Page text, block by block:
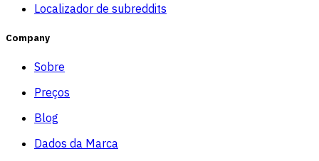
Localizador de subreddits
Company
Sobre
Preços
Blog
Dados da Marca